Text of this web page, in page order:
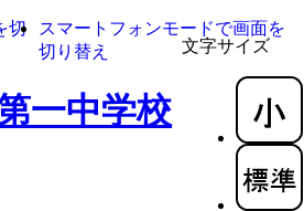
文字サイズ
切
スマートフォンモードで画面を
切り替え
一中学校